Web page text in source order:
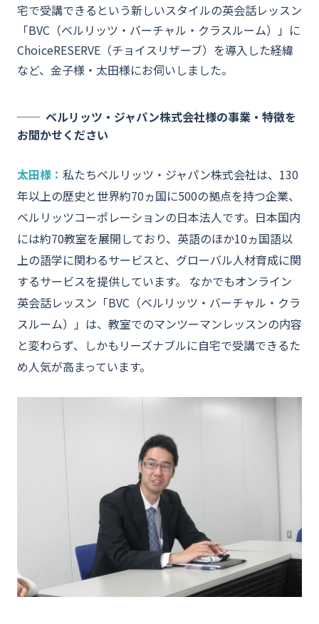
宅で受講できるという新しいスタイルの英会話レッスン
「BVC（ベルリッツ・バーチャル・クラスルーム）」に
ChoiceRESERVE（チョイスリザーブ）を導入した経緯
など、金子様・太田様にお伺いしました。
ベルリッツ・ジャパン株式会社様の事業・特徴を
お聞かせください
太田様： 私たちベルリッツ・ジャパン株式会社は、130
年以上の歴史と世界約70ヵ国に500の拠点を持つ企業、
ベルリッツコーポレーションの日本法人です。日本国内
には約70教室を展開しており、英語のほか10ヵ国語以
上の語学に関わるサービスと、グローバル人材育成に関
するサービスを提供しています。 なかでもオンライン
英会話レッスン「BVC（ベルリッツ・バーチャル・クラ
スルーム）」は、教室でのマンツーマンレッスンの内容
と変わらず、しかもリーズナブルに自宅で受講できるた
め人気が高まっています。